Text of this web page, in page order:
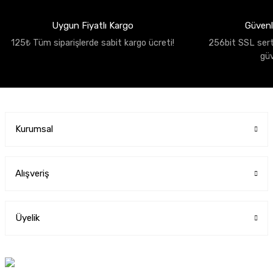
Uygun Fiyatlı Kargo
125₺ Tüm siparişlerde sabit kargo ücreti!
256bit SSL
Kurumsal
Alışveriş
Üyelik